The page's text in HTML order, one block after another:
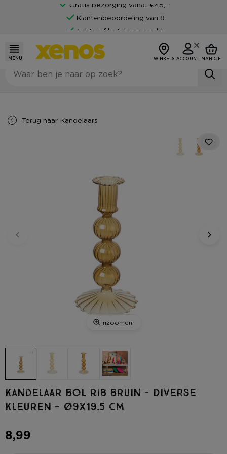
Gratis bezorging vanaf €45,-*
Klantenbeoordeling van 9
Achteraf betalen mogelijk
MENU WINKELS ACCOUNT MANDJE
Terug naar Kandelaars
Inzoomen
Kandelaar bol rib bruin - diverse
kleuren - ø9x19.5 cm
8,99